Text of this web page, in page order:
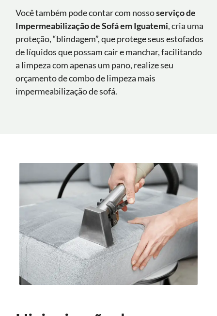
Você também pode contar com nossoserviço de
Impermeabilização de Sofáem Iguatemi, cria uma
proteção, “blindagem”, que protege seus estofados
de líquidos que possam cair e manchar, facilitando
a limpeza com apenas um pano, realize seu
orçamento de combo de limpeza mais
impermeabilização de sofá.